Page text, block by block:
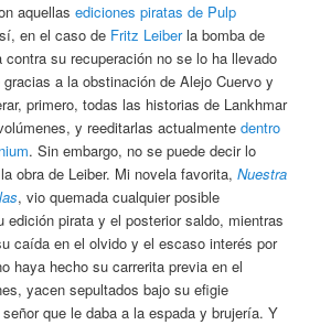
aquellasediciones piratas de Pulp
en el caso de Fritz Leiberla bomba de
su recuperación no se lo ha llevado
a la obstinación de Alejo Cuervo y
primero, todas las historias de Lankhmar
y reeditarlas actualmentedentro
. Sin embargo, no se puede decir lo
obra de Leiber. Mi novela favorita,Nuestra
, vio quemada cualquier posible
edición pirata y el posterior saldo, mientras
caída en el olvido y el escaso interés por
haya hecho su carrerita previa en el
yacen sepultados bajo su efigie
que le daba a la espada y brujería. Y